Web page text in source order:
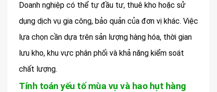
Doanh nghiệp có thể tự đầu tư, thuê kho hoặc sử
dụng dịch vụ gia công, bảo quản của đơn vị khác. Việc
lựa chọn cần dựa trên sản lượng hàng hóa, thời gian
lưu kho, khu vực phân phối và khả năng kiểm soát
chất lượng.
Tính toán yếu tố mùa vụ và hao hụt hàng